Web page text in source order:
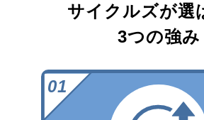
サイクルズが選
3つの強み